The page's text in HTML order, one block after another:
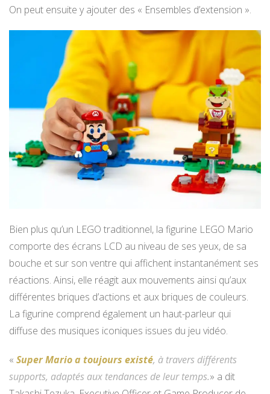
On peut ensuite y ajouter des « Ensembles d’extension ».
Bien plus qu’un LEGO traditionnel, la figurine LEGO Mario
comporte des écrans LCD au niveau de ses yeux, de sa
bouche et sur son ventre qui affichent instantanément ses
réactions. Ainsi, elle réagit aux mouvements ainsi qu’aux
différentes briques d’actions et aux briques de couleurs.
La figurine comprend également un haut-parleur qui
diffuse des musiques iconiques issues du jeu vidéo.
« Super Mario a toujours existé, à travers différents
supports, adaptés aux tendances de leur temps.» a dit